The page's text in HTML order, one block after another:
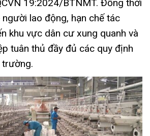
19:2024/BTNMT. Đồng thời
lao động, hạn chế tác
khu vực dân cư xung quanh và
tuân thủ đầy đủ các quy định
trường.